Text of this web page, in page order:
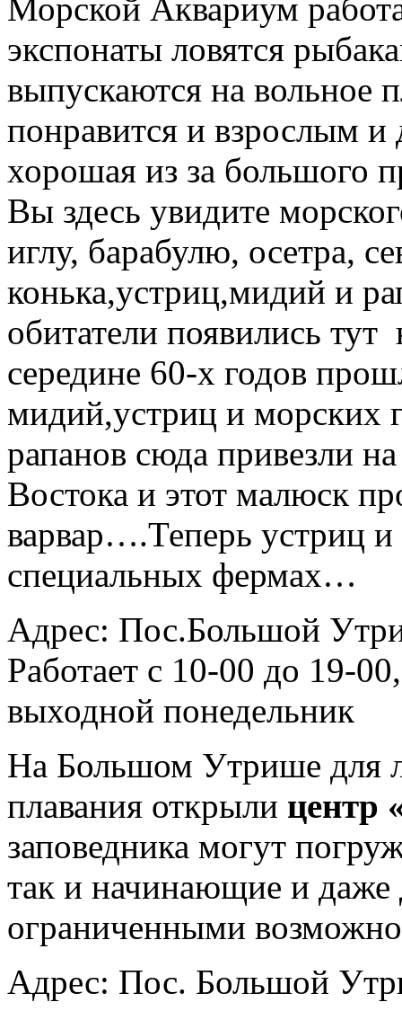
Морской Аквариум
экспонаты ловятся
выпускаются на вольное
понравится и взрослым
хорошая из за большого
Вы здесь увидите
иглу, барабулю, осетра,
конька,устриц,мидий и
обитатели появились
середине 60-х годов
мидий,устриц и морских
рапанов сюда привезли
Востока и этот малюск
варвар….Теперь устриц
специальных фермах…
Адрес: Пос.Большой
Работает с 10-00 до 19-
выходной понедельник
На Большом Утрише для
плавания открыли центр
заповедника могут
так и начинающие и даже
ограниченными
Адрес: Пос. Большой